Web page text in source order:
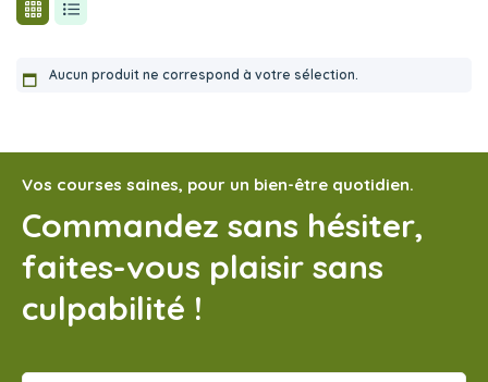
Aucun produit ne correspond à votre sélection.
Vos courses saines, pour un bien-être quotidien.
Commandez sans hésiter,
faites-vous plaisir sans
culpabilité !